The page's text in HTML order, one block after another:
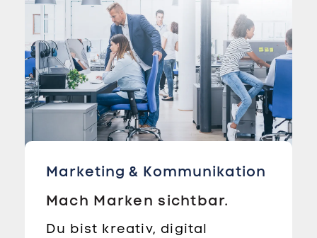
Marketing & Kommunikation
Mach Marken sichtbar.
Du bist kreativ, digital